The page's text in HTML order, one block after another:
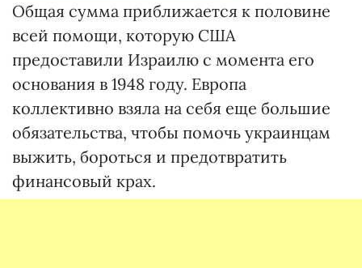
Общая сумма приближается к половине
всей помощи, которую США
предоставили Израилю с момента его
основания в 1948 году. Европа
коллективно взяла на себя еще большие
обязательства, чтобы помочь украинцам
выжить, бороться и предотвратить
финансовый крах.